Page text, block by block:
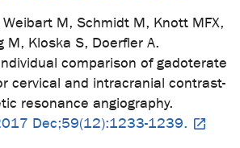
Weibart M, Schmidt M, Knott MFX,
M, Kloska S, Doerfler A.
comparison of gadoterate
cervical and intracranial contrast-
resonance angiography.
Dec;59(12):1233-1239.